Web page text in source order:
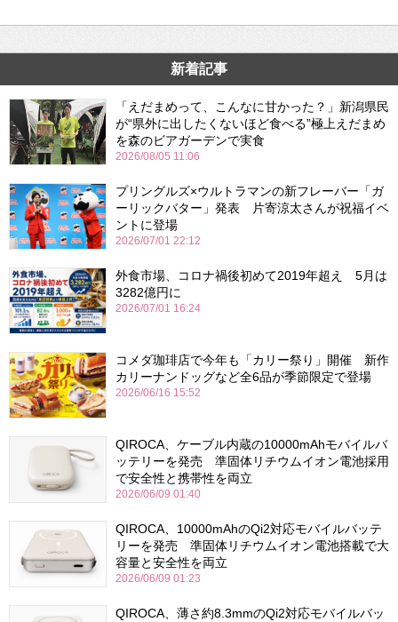
新着記事
「えだまめって、こんなに甘かった？」新潟県民
が“県外に出したくないほど食べる”極上えだまめ
を森のビアガーデンで実食
2026/08/05 11:06
プリングルズ×ウルトラマンの新フレーバー「ガ
ーリックバター」発表 片寄涼太さんが祝福イベ
ントに登場
2026/07/01 22:12
外食市場、コロナ禍後初めて2019年超え 5月は
3282億円に
2026/07/01 16:24
コメダ珈琲店で今年も「カリー祭り」開催 新作
カリーナンドッグなど全6品が季節限定で登場
2026/06/16 15:52
QIROCA、ケーブル内蔵の10000mAhモバイルバ
ッテリーを発売 準固体リチウムイオン電池採用
で安全性と携帯性を両立
2026/06/09 01:40
QIROCA、10000mAhのQi2対応モバイルバッテ
リーを発売 準固体リチウムイオン電池搭載で大
容量と安全性を両立
2026/06/09 01:23
QIROCA、薄さ約8.3mmのQi2対応モバイルバッ